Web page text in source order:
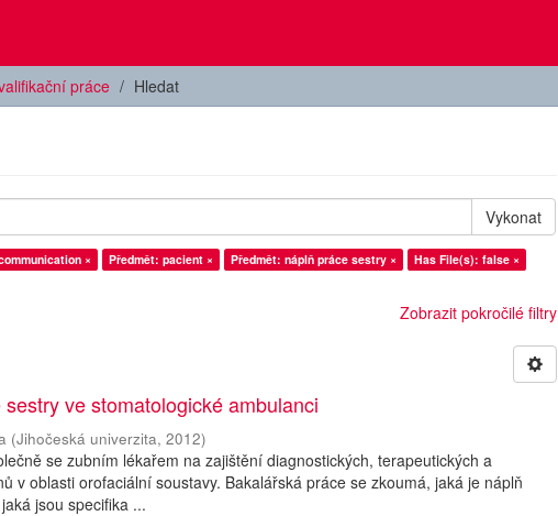
práce Hledat
Vykonat
× Předmět: pacient × Předmět: náplň práce sestry ×
Has File(s): false ×
Zobrazit pokročilé filtry
ve stomatologické ambulanci
(Jihočeská univerzita,2012)
se zubním lékařem na zajištění diagnostických, terapeutických a
v oblasti orofaciální soustavy. Bakalářská práce se zkoumá, jaká je náplň
jsou specifika ...